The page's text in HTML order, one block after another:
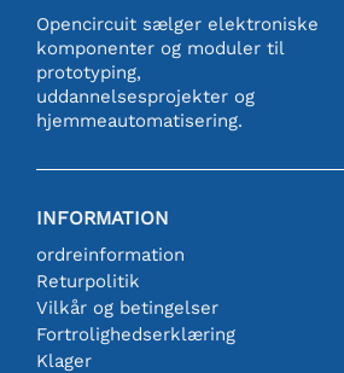
Opencircuit sælger elektroniske
komponenter og moduler til
prototyping,
uddannelsesprojekter og
hjemmeautomatisering.
INFORMATION
ordreinformation
Returpolitik
Vilkår og betingelser
Fortrolighedserklæring
Klager